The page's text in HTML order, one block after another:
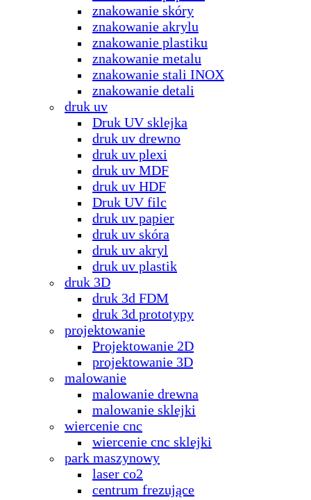
znakowanie skóry
znakowanie akrylu
znakowanie plastiku
znakowanie metalu
znakowanie stali INOX
znakowanie detali
druk uv
Druk UV sklejka
druk uv drewno
druk uv plexi
druk uv MDF
druk uv HDF
Druk UV filc
druk uv papier
druk uv skóra
druk uv akryl
druk uv plastik
druk 3D
druk 3d FDM
druk 3d prototypy
projektowanie
Projektowanie 2D
projektowanie 3D
malowanie
malowanie drewna
malowanie sklejki
wiercenie cnc
wiercenie cnc sklejki
park maszynowy
laser co2
centrum frezujące